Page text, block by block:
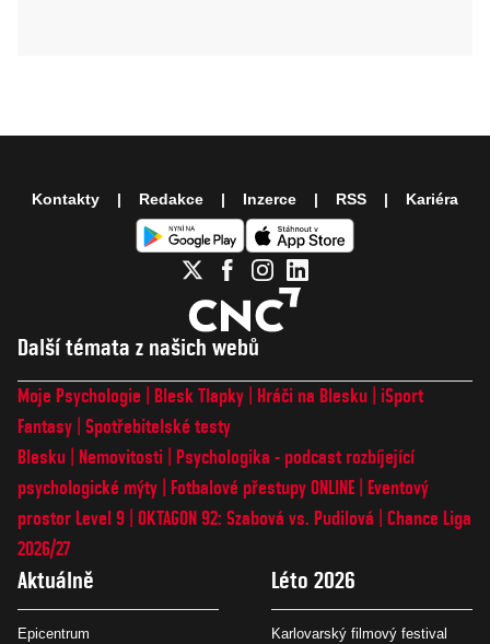
Další témata z našich webů
Moje Psychologie Blesk Tlapky Hráči na Blesku
iSport
Fantasy Spotřebitelské testy
Blesku
Nemovitosti
Psychologika - podcast rozbíjející
psychologické mýty
Fotbalové přestupy ONLINE
Eventový
prostor Level 9 OKTAGON 92: Szabová vs. Pudilová
Chance Liga
2026/27
Aktuálně
Epicentrum
Léto 2026
Karlovarský filmový festival
Kontakty Redakce Inzerce RSS Kariéra